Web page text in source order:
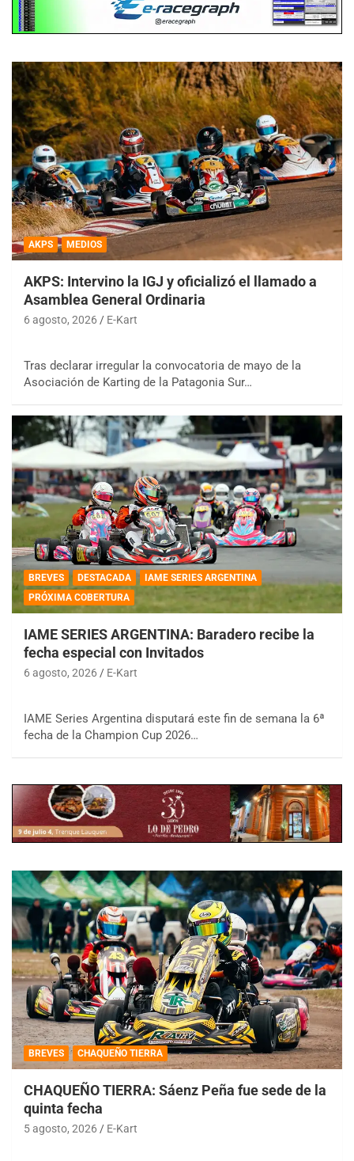
AKPS MEDIOS
AKPS: Intervino la IGJ y oficializó el llamado a
Asamblea General Ordinaria
6 agosto, 2026 E-Kart
Tras declarar irregular la convocatoria de mayo de la
Asociación de Karting de la Patagonia Sur…
BREVES DESTACADA
IAME SERIES ARGENTINA
PRÓXIMA COBERTURA
IAME SERIES ARGENTINA: Baradero recibe la
fecha especial con Invitados
6 agosto, 2026 E-Kart
IAME Series Argentina disputará este fin de semana la 6ª
fecha de la Champion Cup 2026…
BREVES CHAQUEÑO TIERRA
CHAQUEÑO TIERRA: Sáenz Peña fue sede de la
quinta fecha
5 agosto, 2026 E-Kart